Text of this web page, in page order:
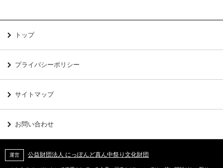
トップ
プライバシーポリシー
サイトマップ
お問い合わせ
運営 公益財団法人 にっぽんど真ん中祭り文化財団